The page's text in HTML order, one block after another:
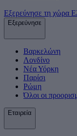
Εξερεύνησε τη χώρα
Εξερεύνησε
Βαρκελώνη
Λονδίνο
Νέα Υόρκη
Παρίσι
Ρώμη
Όλοι οι
Εταιρεία